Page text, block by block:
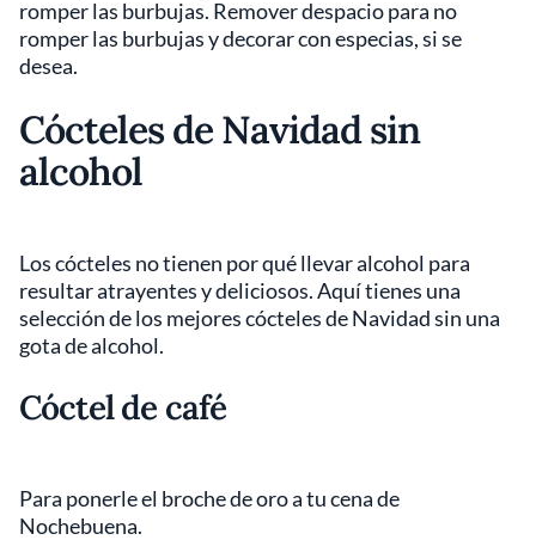
romper las burbujas. Remover despacio para no
romper las burbujas y decorar con especias, si se
desea.
Cócteles de Navidad sin
alcohol
Los cócteles no tienen por qué llevar alcohol para
resultar atrayentes y deliciosos. Aquí tienes una
selección de los mejores cócteles de Navidad sin una
gota de alcohol.
Cóctel de café
Para ponerle el broche de oro a tu cena de
Nochebuena.